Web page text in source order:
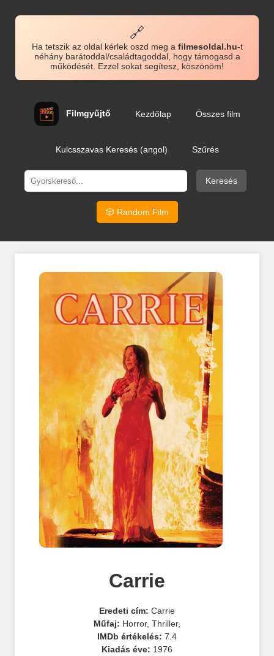
🔗
Ha tetszik az oldal kérlek oszd meg a filmesoldal.hu-t
néhány barátoddal/családtagoddal, hogy támogasd a
működését. Ezzel sokat segítesz, köszönöm!
Filmgyűjtő Kezdőlap Összes film
Kulcsszavas Keresés (angol) Szűrés
Keresés
🎲 Random Film
Carrie
Eredeti cím: Carrie
Műfaj: Horror, Thriller,
IMDb értékelés: 7.4
Kiadás éve: 1976